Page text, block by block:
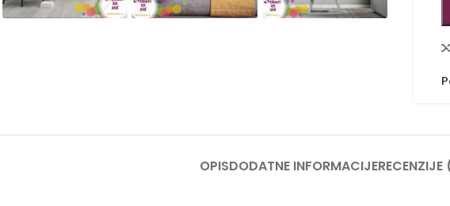
OPISDODATNE INFORMACIJE